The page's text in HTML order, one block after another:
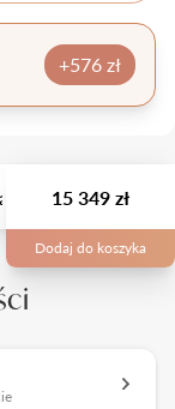
+576 zł
Opis
15 349 zł
Dodaj do koszyka